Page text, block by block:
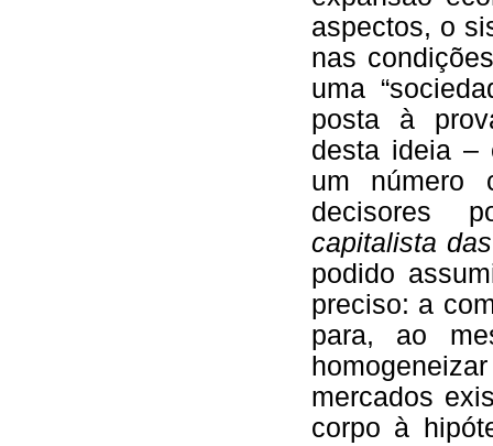
aspectos, o
nas
uma
posta à
desta ideia –
um número
decisores
capitalista
podido
preciso: a
para, ao
mercados
corpo à